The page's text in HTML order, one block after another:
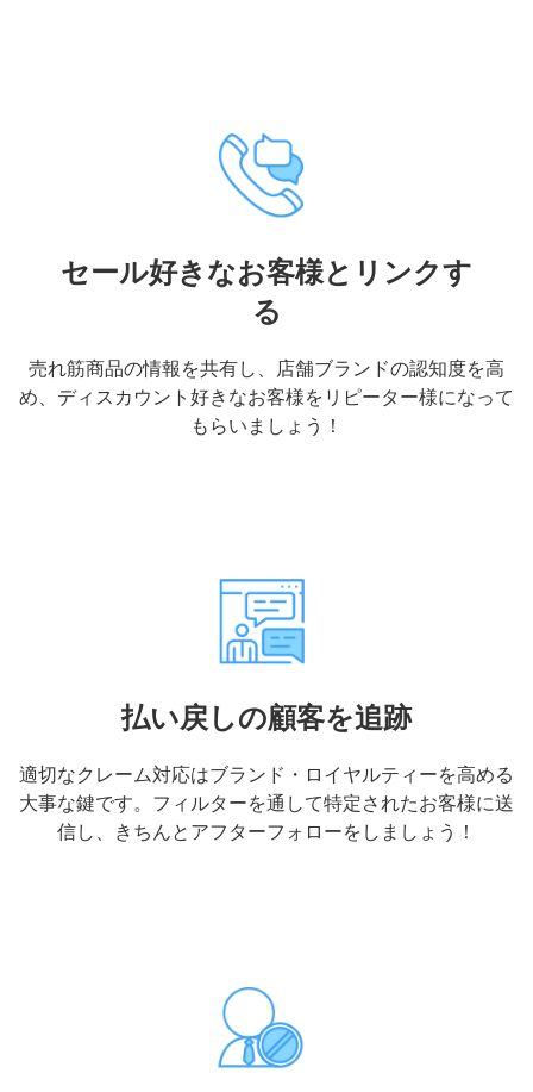
セール好きなお客様とリンクす
る
売れ筋商品の情報を共有し、店舗ブランドの認知度を高
め、ディスカウント好きなお客様をリピーター様になって
もらいましょう！
払い戻しの顧客を追跡
適切なクレーム対応はブランド・ロイヤルティーを高める
大事な鍵です。フィルターを通して特定されたお客様に送
信し、きちんとアフターフォローをしましょう！